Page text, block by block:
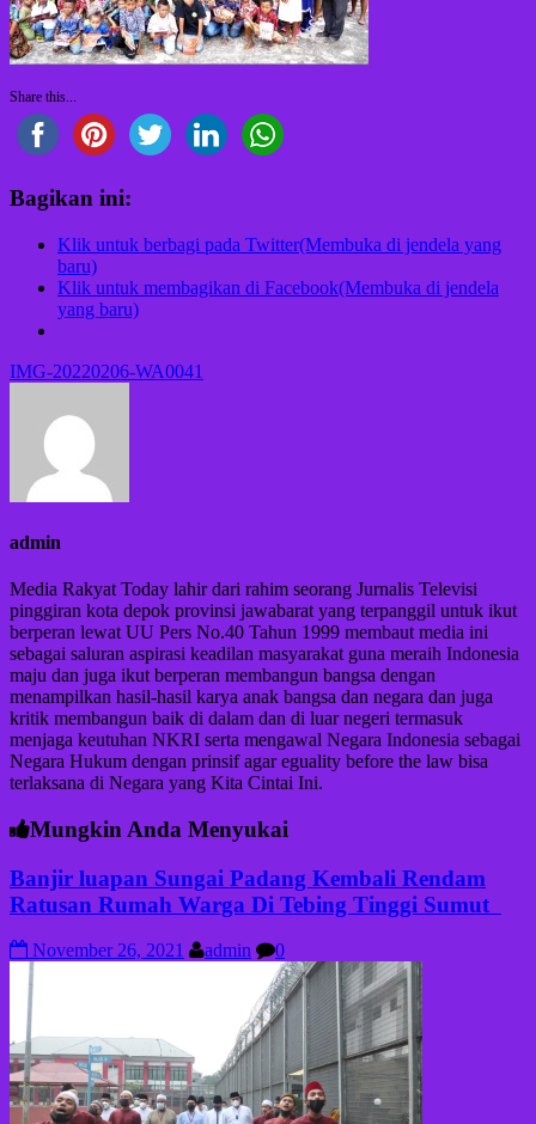
Share this...
Bagikan ini:
Klik untuk berbagi pada Twitter(Membuka di jendela yang
baru)
Klik untuk membagikan di Facebook(Membuka di jendela
yang baru)
Navigasi
IMG-20220206-WA0041
admin
Media Rakyat Today lahir dari rahim seorang Jurnalis Televisi
pinggiran kota depok provinsi jawabarat yang terpanggil untuk ikut
berperan lewat UU Pers No.40 Tahun 1999 membaut media ini
sebagai saluran aspirasi keadilan masyarakat guna meraih Indonesia
maju dan juga ikut berperan membangun bangsa dengan
menampilkan hasil-hasil karya anak bangsa dan negara dan juga
kritik membangun baik di dalam dan di luar negeri termasuk
menjaga keutuhan NKRI serta mengawal Negara Indonesia sebagai
Negara Hukum dengan prinsif agar eguality before the law bisa
terlaksana di Negara yang Kita Cintai Ini.
Mungkin Anda Menyukai
Banjir luapan Sungai Padang Kembali Rendam
Ratusan Rumah Warga Di Tebing Tinggi Sumut
November 26, 2021 admin 0